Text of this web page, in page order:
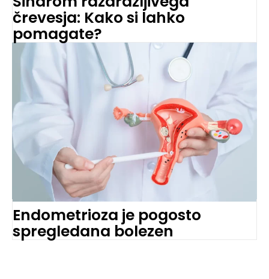
črevesja: Kako si lahko
pomagate?
Endometrioza je pogosto
spregledana bolezen